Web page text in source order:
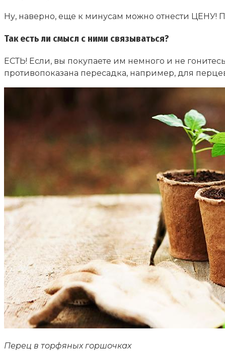
Ну, наверно, еще к минусам можно отнести ЦЕНУ!
Так есть ли смысл с ними связываться?
ЕСТЬ! Если, вы покупаете им немного и не
противопоказана пересадка, например, для
Перец в торфяных горшочках